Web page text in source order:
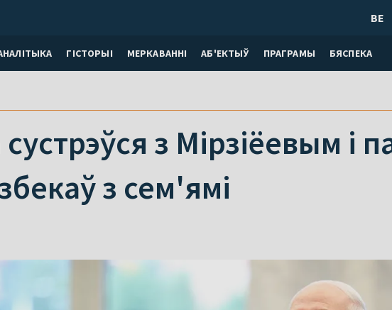
ГІСТОРЫІ МЕРКАВАННI АБ'ЕКТЫЎ ПРАГРАМЫ БЯСПЕКА
BE
з Мірзіёевым і
з сем'ямі